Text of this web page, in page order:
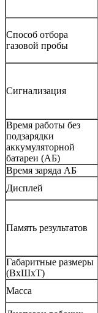
Способ отбора
газовой пробы
Сигнализация
Время работы без
подзарядки
аккумуляторной
батареи (АБ)
Время заряда АБ
Дисплей
Память результатов
Габаритные размеры
(ВхШхТ)
Масса